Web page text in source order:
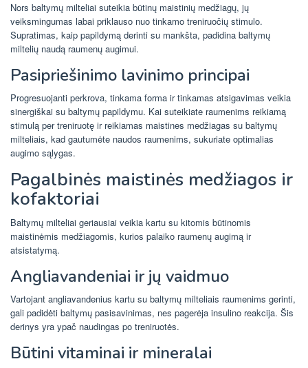
Nors baltymų milteliai suteikia būtinų maistinių medžiagų, jų
veiksmingumas labai priklauso nuo tinkamo treniruočių stimulo.
Supratimas, kaip papildymą derinti su mankšta, padidina baltymų
miltelių naudą raumenų augimui.
Pasipriešinimo lavinimo principai
Progresuojanti perkrova, tinkama forma ir tinkamas atsigavimas veikia
sinergiškai su baltymų papildymu. Kai suteikiate raumenims reikiamą
stimulą per treniruotę ir reikiamas maistines medžiagas su baltymų
milteliais, kad gautumėte naudos raumenims, sukuriate optimalias
augimo sąlygas.
Pagalbinės maistinės medžiagos ir
kofaktoriai
Baltymų milteliai geriausiai veikia kartu su kitomis būtinomis
maistinėmis medžiagomis, kurios palaiko raumenų augimą ir
atsistatymą.
Angliavandeniai ir jų vaidmuo
Vartojant angliavandenius kartu su baltymų milteliais raumenims gerinti,
gali padidėti baltymų pasisavinimas, nes pagerėja insulino reakcija. Šis
derinys yra ypač naudingas po treniruotės.
Būtini vitaminai ir mineralai